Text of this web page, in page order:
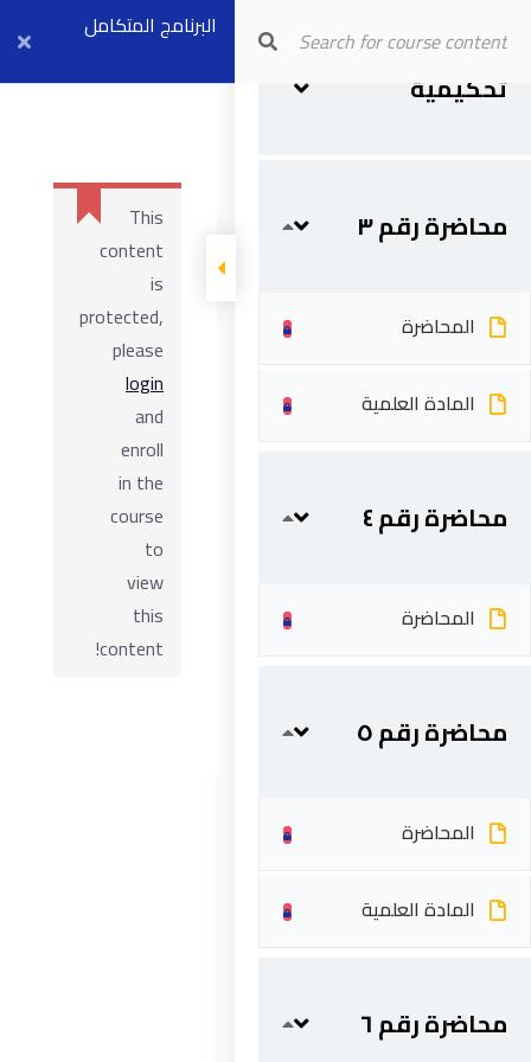
Arab Center for Arbitration
البرنامج المتكامل
للتحكيم – مستوي
نماذج قضايا
تحكيمية
نماذج لقضايا
تحكيمية
محاضرة رقم ٣
المحاضرة
المادة العلمية
محاضرة رقم ٤
المحاضرة
محاضرة رقم ٥
المحاضرة
المادة العلمية
محاضرة رقم ٦
This
content
is
protected,
please
login
and
enroll
in the
course
to
view
this
content!
ابقى على تواصل
5 شارع 278 – المعادي الجديدة – القاهرة – جمهورية مصر
info@acarea.com.eg